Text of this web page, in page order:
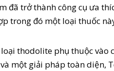
đã trở thành công cụ ưa
trong đó một loại thuốc
thodolite phụ thuộc vào
một giải pháp toàn diện,